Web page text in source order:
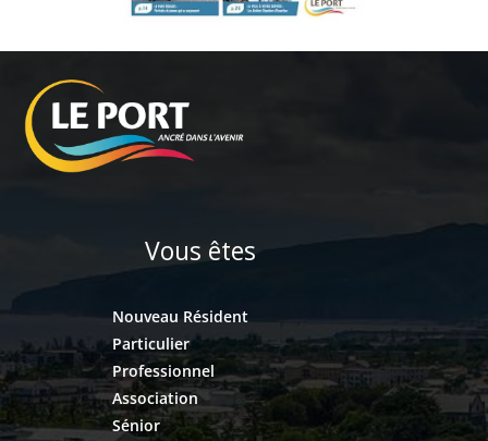
Vous êtes
Nouveau Résident
Particulier
Professionnel
Association
Sénior